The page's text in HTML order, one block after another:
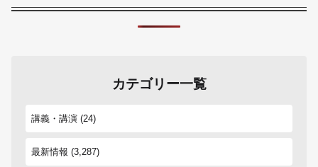
カテゴリー一覧
講義・講演 (24)
最新情報 (3,287)